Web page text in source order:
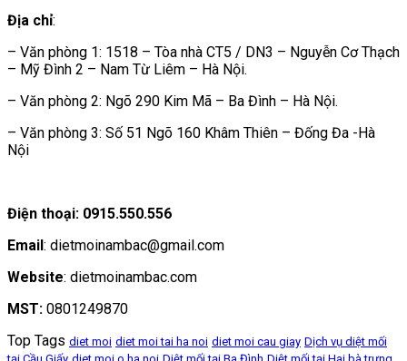
Địa chỉ:
– Văn phòng 1: 1518 – Tòa nhà CT5 / DN3 – Nguyễn Cơ Thạch
– Mỹ Đình 2 – Nam Từ Liêm – Hà Nội.
– Văn phòng 2: Ngõ 290 Kim Mã – Ba Đình – Hà Nội.
– Văn phòng 3: Số 51 Ngõ 160 Khâm Thiên – Đống Đa -Hà
Nội
Điện thoại: 0915.550.556
Email : dietmoinambac@gmail.com
Website: dietmoinambac.com
MST: 0801249870
Top Tags diet moi diet moi tai ha noi diet moi cau giay Dịch vụ diệt mối